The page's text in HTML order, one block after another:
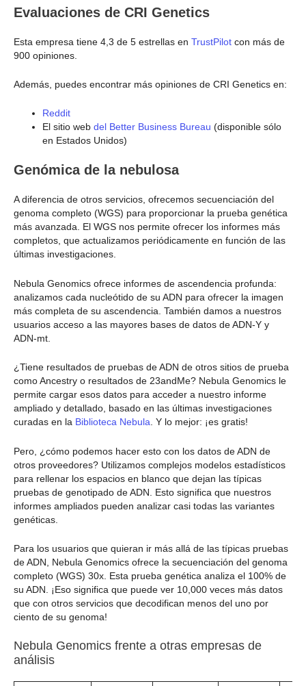
Evaluaciones de CRI Genetics
Esta empresa tiene 4,3 de 5 estrellas en TrustPilot con más de
900 opiniones.
Además, puedes encontrar más opiniones de CRI Genetics en:
Reddit
El sitio web del Better Business Bureau (disponible sólo
en Estados Unidos)
Genómica de la nebulosa
A diferencia de otros servicios, ofrecemos secuenciación del
genoma completo (WGS) para proporcionar la prueba genética
más avanzada. El WGS nos permite ofrecer los informes más
completos, que actualizamos periódicamente en función de las
últimas investigaciones.
Nebula Genomics ofrece informes de ascendencia profunda:
analizamos cada nucleótido de su ADN para ofrecer la imagen
más completa de su ascendencia. También damos a nuestros
usuarios acceso a las mayores bases de datos de ADN-Y y
ADN-mt.
¿Tiene resultados de pruebas de ADN de otros sitios de prueba
como Ancestry o resultados de 23andMe? Nebula Genomics le
permite cargar esos datos para acceder a nuestro informe
ampliado y detallado, basado en las últimas investigaciones
curadas en la Biblioteca Nebula. Y lo mejor: ¡es gratis!
Pero, ¿cómo podemos hacer esto con los datos de ADN de
otros proveedores? Utilizamos complejos modelos estadísticos
para rellenar los espacios en blanco que dejan las típicas
pruebas de genotipado de ADN. Esto significa que nuestros
informes ampliados pueden analizar casi todas las variantes
genéticas.
Para los usuarios que quieran ir más allá de las típicas pruebas
de ADN, Nebula Genomics ofrece la secuenciación del genoma
completo (WGS) 30x. Esta prueba genética analiza el 100% de
su ADN. ¡Eso significa que puede ver 10,000 veces más datos
que con otros servicios que decodifican menos del uno por
ciento de su genoma!
Nebula Genomics frente a otras empresas de
análisis